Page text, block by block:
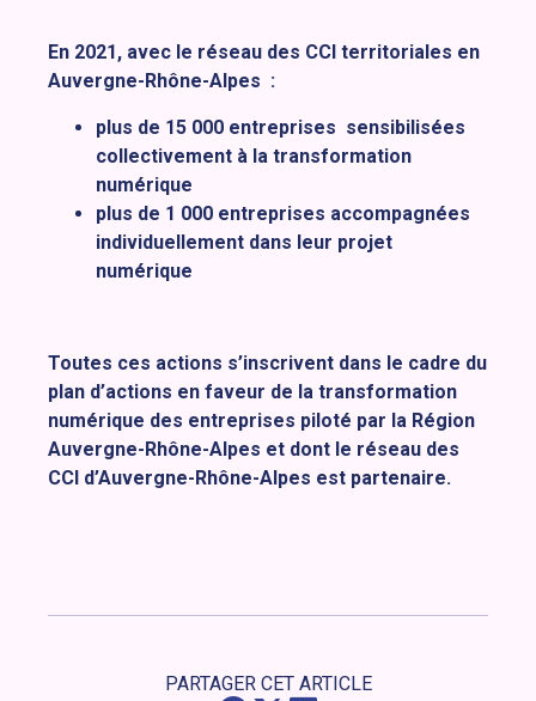
En 2021, avec le réseau des CCI territoriales en
Auvergne-Rhône-Alpes :
plus de 15 000 entreprises sensibilisées
collectivement à la transformation
numérique
plus de 1 000 entreprises accompagnées
individuellement dans leur projet
numérique
Toutes ces actions s’inscrivent dans le cadre du
plan d’actions en faveur de la transformation
numérique des entreprises piloté par la Région
Auvergne-Rhône-Alpes et dont le réseau des
CCI d’Auvergne-Rhône-Alpes est partenaire.
PARTAGER CET ARTICLE